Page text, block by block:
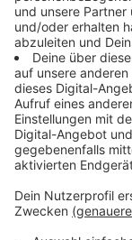
Pflanzungen an
Stadtgebiet
Bereits jetzt
Bäume in
werden. Ziel ist
zu begrünen
Umweltschutz
Anzeige